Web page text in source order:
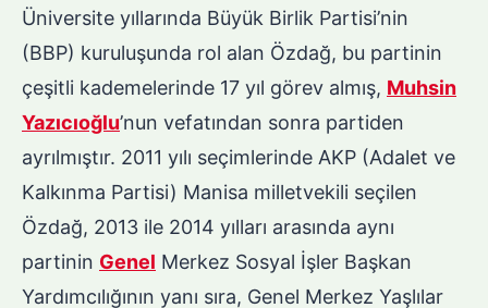
Üniversite yıllarında Büyük Birlik Partisi’nin
(BBP) kuruluşunda rol alan Özdağ, bu partinin
çeşitli kademelerinde 17 yıl görev almış, Muhsin
Yazıcıoğlu’nun vefatından sonra partiden
ayrılmıştır. 2011 yılı seçimlerinde AKP (Adalet ve
Kalkınma Partisi) Manisa milletvekili seçilen
Özdağ, 2013 ile 2014 yılları arasında aynı
partinin Genel Merkez Sosyal İşler Başkan
Yardımcılığının yanı sıra, Genel Merkez Yaşlılar